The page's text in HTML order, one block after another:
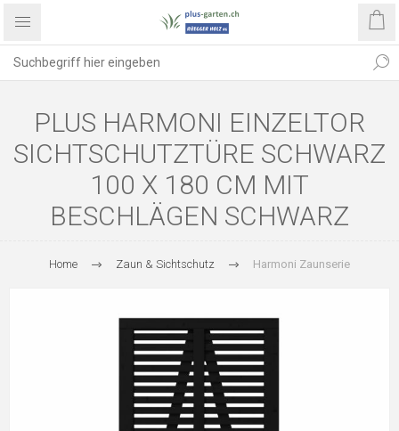
PLUS HARMONI EINZELTOR
SICHTSCHUTZTÜRE SCHWARZ
100 X 180 CM MIT
BESCHLÄGEN SCHWARZ
Home Zaun & Sichtschutz Harmoni Zaunserie